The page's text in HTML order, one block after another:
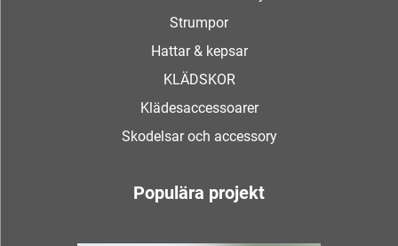
Strumpor
Hattar & kepsar
KLÄDSKOR
Klädesaccessoarer
Skodelsar och accessory
Populära projekt